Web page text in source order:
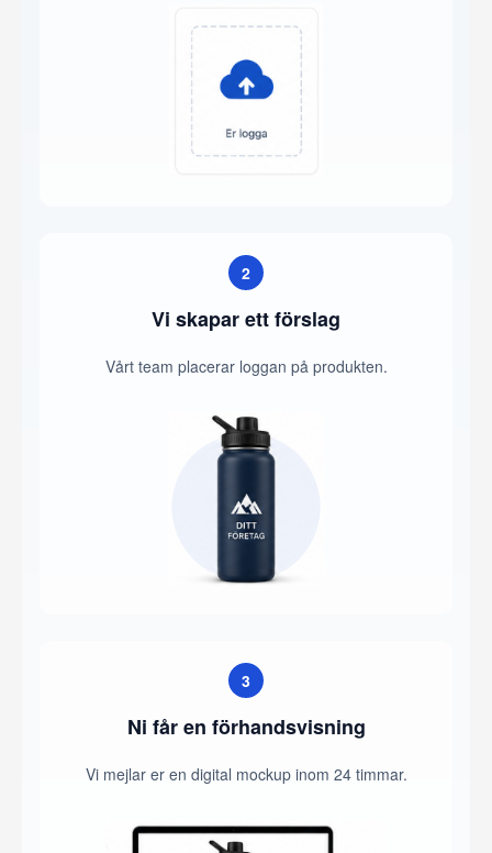
2
Vi skapar ett förslag
Vårt team placerar loggan på produkten.
3
Ni får en förhandsvisning
Vi mejlar er en digital mockup inom 24 timmar.